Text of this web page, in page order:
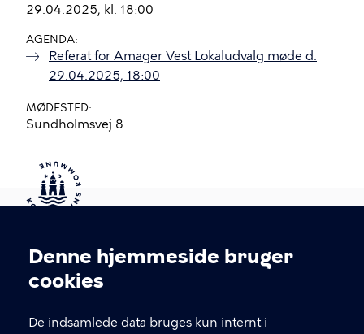
Cookieindstillinger
Denne hjemmeside bruger
cookies
De indsamlede data bruges kun internt i
29.04.2025, kl. 18:00
AGENDA
Referat for Amager Vest Lokaludvalg møde d.
29.04.2025, 18:00
MØDESTED
Sundholmsvej 8
Kontakt Københavns Kommune
T
fFind andre kontakter her